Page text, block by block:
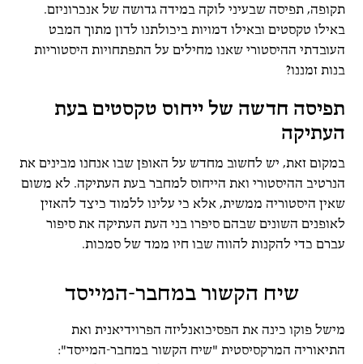
תקופה, תפיסה שבעיני לוקה במידה גדושה של אנכרוניזם.
באילו טקסטים ובאילו דמויות ביכולתנו לדון מתוך המבט
העובדתי ההיסטורי שאנו מחילים על התפתחויות היסטוריות
בנות זמננו?
תפיסה חדשה של ייחוס טקסטים בעת
העתיקה
במקום זאת, יש לחשוב מחדש על האופן שבו אנחנו מבינים את
הנרטיב ההיסטורי ואת הייחוס למחבר בעת העתיקה. לא משום
שאין היסטוריה ממשית, אלא כי עלינו ללמוד כיצד להאזין
לאופנים השונים שבהם סיפרו בני העת העתיקה את סיפור
עברם כדי להקנות להווה שבו חיו ממד של סמכות.
שיח הקשור במחבר-המייסד
מישל פוקו כינה את הפסיכואנליזה הפרוידיאנית ואת
התיאוריה המרקסיסטית "שיח הקשור במחבר-המייסד":